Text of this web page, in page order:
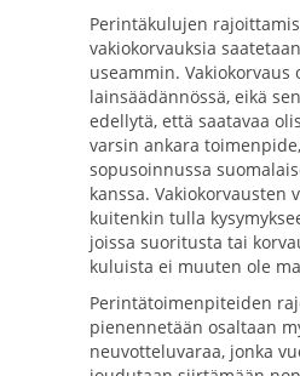
Perintäkulujen
vakiokorvauksia
useammin. Vakiokorvaus
lainsäädännössä, eikä
edellytä, että saatavaa
varsin ankara
sopusoinnussa
kanssa. Vakiokorvausten
kuitenkin tulla
joissa suoritusta tai
kuluista ei muuten ole
Perintätoimenpiteiden
pienennetään osaltaan
neuvotteluvaraa, jonka